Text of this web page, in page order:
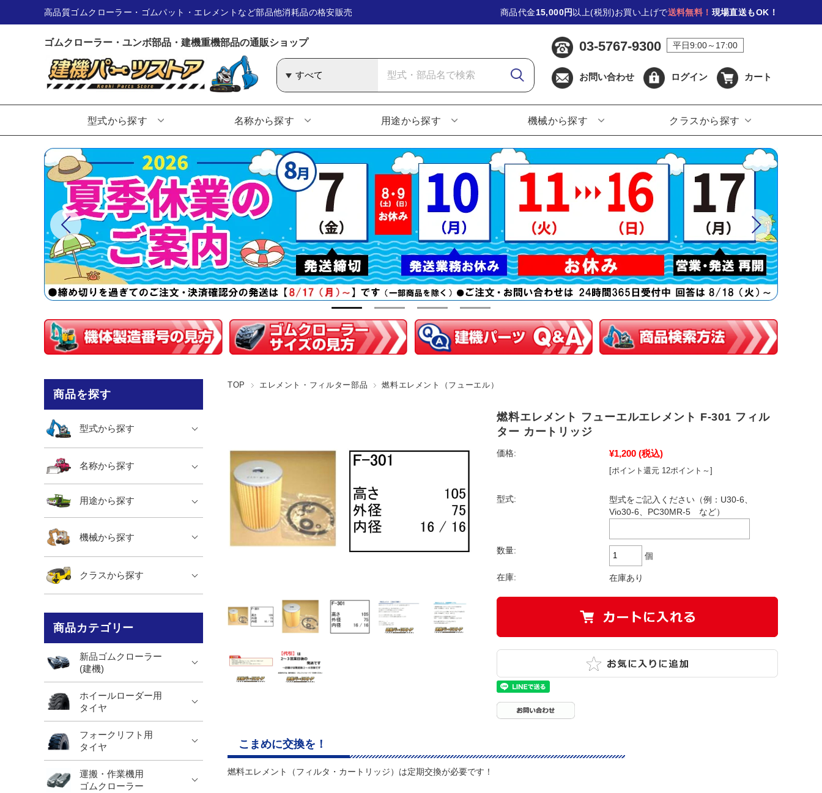
高品質ゴムクローラー・ゴムパット・エレメントなど部品他消耗品の格安販売 商品代金15,000円 以上(税別)お買い上げで送料無料！ 現場直送もOK！
ゴムクローラー・ユンボ部品・建機重機部品の通販ショップ 03-5767-9300 平日9:00～17:00
お問い合わせ ログイン カート
型式から探す 名称から探す 用途から探す 機械から探す クラスから探す
TOP エレメント・フィルター部品 燃料エレメント（フューエル）
燃料エレメント フューエルエレメント F-301 フィル
ター カートリッジ
価格: ¥1,200 (税込)
[ポイント還元 12ポイント～]
型式:
型式をご記入ください（例：U30-6、
Vio30-6、PC30MR-5 など）
数量:
個
在庫: 在庫あり
こまめに交換を！
燃料エレメント（フィルタ・カートリッジ）は定期交換が必要です！
商品を探す
型式から探す
名称から探す
用途から探す
機械から探す
クラスから探す
商品カテゴリー
新品ゴムクローラー
(建機)
ホイールローダー用
タイヤ
フォークリフト用
タイヤ
運搬・作業機用
ゴムクローラー